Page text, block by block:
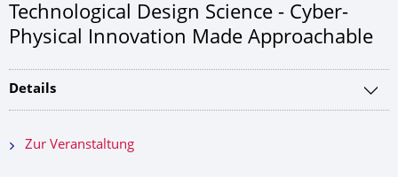
Technological Design Science - Cyber-
Physical Innovation Made Approachable
Details
Zur Veranstaltung